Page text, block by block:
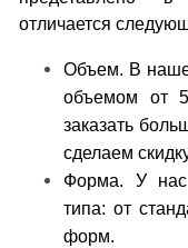
отличается
Объем. В
объемом от
заказать
сделаем
Форма. У нас
типа: от
форм.